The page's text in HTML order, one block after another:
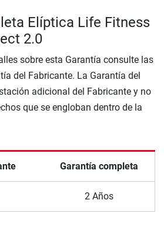
Elíptica Life Fitness
2.0
sobre esta Garantía consulte las
del Fabricante. La Garantía del
adicional del Fabricante y no
que se engloban dentro de la
Garantía completa
2 Años